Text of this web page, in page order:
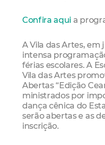
Confira aqui a
A Vila das Artes,
intensa
férias escolares. A
Vila das Artes
Abertas “Edição
ministrados por
dança cênica do
serão abertas e as
inscrição.